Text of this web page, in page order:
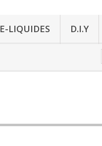
E-LIQUIDES D.I.Y